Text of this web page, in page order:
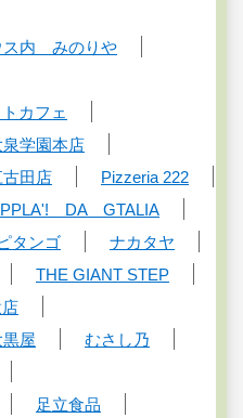
ス内 みのりや
カフェ
学園本店
田店
Pizzeria 222
DA GTALIA
タンゴ
ナカタヤ
THE GIANT STEP
黒屋
むさし乃
足立食品